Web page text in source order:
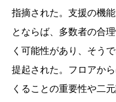
指摘された。支援の機
とならば、多数者の合
く可能性があり、そう
提起された。フロアか
くることの重要性や二